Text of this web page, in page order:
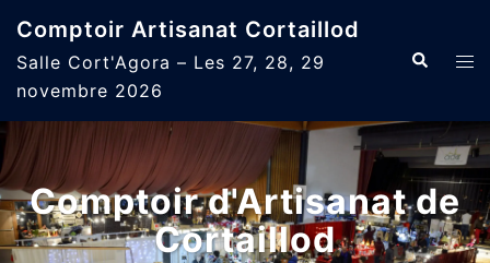
contenu
Comptoir Artisanat Cortaillod
Salle Cort'Agora – Les 27, 28, 29
novembre 2026
Comptoir d'Artisanat de
Cortaillod